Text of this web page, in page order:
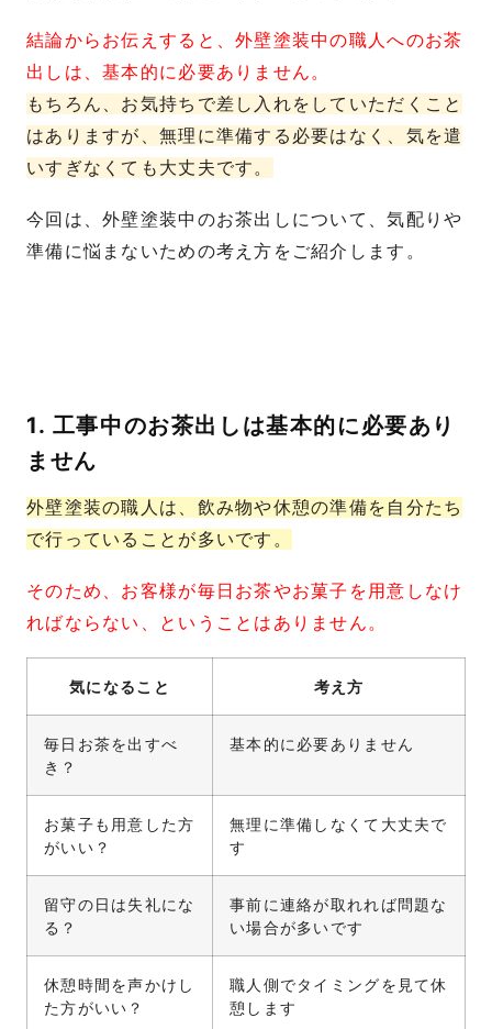
結論からお伝えすると、外壁塗装中の職人へのお茶
出しは、基本的に必要ありません。
もちろん、お気持ちで差し入れをしていただくこと
はありますが、無理に準備する必要はなく、気を遣
いすぎなくても大丈夫です。
今回は、外壁塗装中のお茶出しについて、気配りや
準備に悩まないための考え方をご紹介します。
1. 工事中のお茶出しは基本的に必要あり
ません
外壁塗装の職人は、飲み物や休憩の準備を自分たち
で行っていることが多いです。
そのため、お客様が毎日お茶やお菓子を用意しなけ
ればならない、ということはありません。
気になること 考え方
毎日お茶を出すべ
き？
基本的に必要ありません
お菓子も用意した方
がいい？
無理に準備しなくて大丈夫で
す
留守の日は失礼にな
る？
事前に連絡が取れれば問題な
い場合が多いです
休憩時間を声かけし
た方がいい？
職人側でタイミングを見て休
憩します